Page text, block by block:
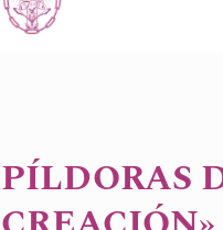
PÍLDORAS